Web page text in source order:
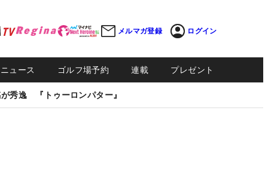
メルマガ登録 ログイン
ュース ゴルフ場予約 連載 プレゼント
秀逸 『トゥーロンパター』